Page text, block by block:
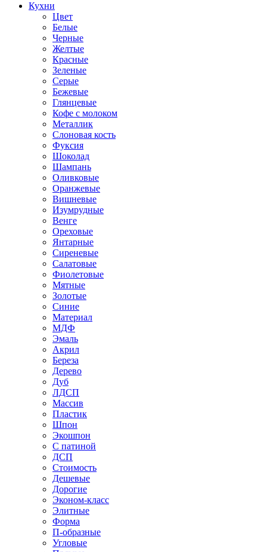
Кухни
Цвет
Белые
Черные
Желтые
Красные
Зеленые
Серые
Бежевые
Глянцевые
Кофе с молоком
Металлик
Слоновая кость
Фуксия
Шоколад
Шампань
Оливковые
Оранжевые
Вишневые
Изумрудные
Венге
Ореховые
Янтарные
Сиреневые
Салатовые
Фиолетовые
Мятные
Золотые
Синие
Материал
МДФ
Эмаль
Акрил
Береза
Дерево
Дуб
ЛДСП
Массив
Пластик
Шпон
Экошпон
С патиной
ДСП
Стоимость
Дешевые
Дорогие
Эконом-класс
Элитные
Форма
П-образные
Угловые